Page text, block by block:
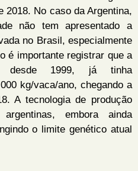
2018. No caso da Argentina,
não tem apresentado a
no Brasil, especialmente
é importante registrar que a
desde 1999, já tinha
kg/vaca/ano, chegando a
A tecnologia de produção
embora ainda
o limite genético atual